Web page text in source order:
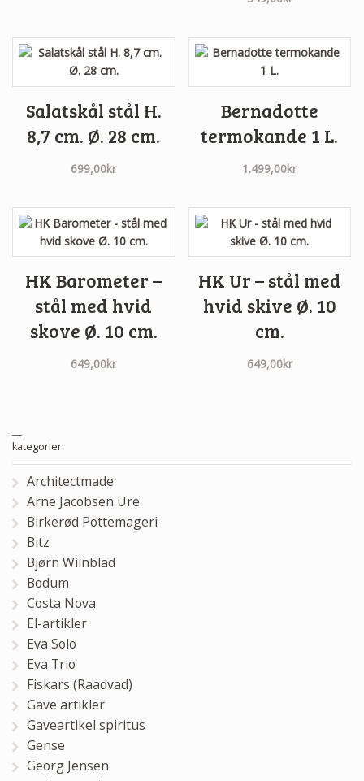
Salatskål stål H.
8,7 cm. Ø. 28 cm.
699,00kr
Bernadotte
termokande 1 L.
1.499,00kr
HK Barometer –
stål med hvid
skove Ø. 10 cm.
649,00kr
HK Ur – stål med
hvid skive Ø. 10
cm.
649,00kr
kategorier
Architectmade
Arne Jacobsen Ure
Birkerød Pottemageri
Bitz
Bjørn Wiinblad
Bodum
Costa Nova
El-artikler
Eva Solo
Eva Trio
Fiskars (Raadvad)
Gave artikler
Gaveartikel spiritus
Gense
Georg Jensen